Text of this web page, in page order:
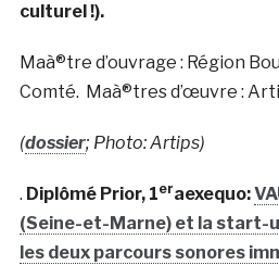
culturel !).
Maà®tre d’ouvrage : Région
Comté. Maà®tres d’œuvre :
(dossier; Photo: Artips)
. Diplômé Prior, 1eraexequo:
(Seine-et-Marne) et la start-
les deux parcours sonores